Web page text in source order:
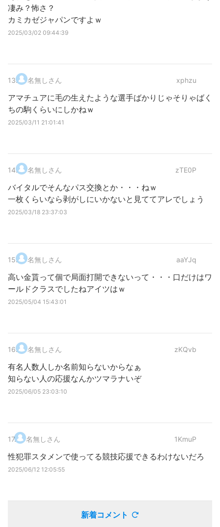
凄み？怖さ？
カミカゼジャパンですよｗ
2025/03/02 09:44:39
13. 名無しさん xphzu
アマチュアに毛の生えたような選手ばかりじゃそりゃばく
ちの駒くらいにしかねｗ
2025/03/11 21:01:41
14. 名無しさん zTE0P
バイタルでそんなパス交換とか・・・ねｗ
一枚くらいなら剥がしにいかないと見ててアレでしょう
2025/03/18 23:37:03
15. 名無しさん aaYJq
高い金貰って個で局面打開できないって・・・口だけはワ
ールドクラスでしたねアイツはｗ
2025/05/04 15:43:01
16. 名無しさん zKQvb
有名人数人しか名前知らないからなぁ
知らない人の応援なんかツマラナいぞ
2025/06/05 23:03:10
17. 名無しさん 1KmuP
性犯罪スタメンで使ってる競技応援できるわけないだろ
2025/06/12 12:05:55
新着コメント